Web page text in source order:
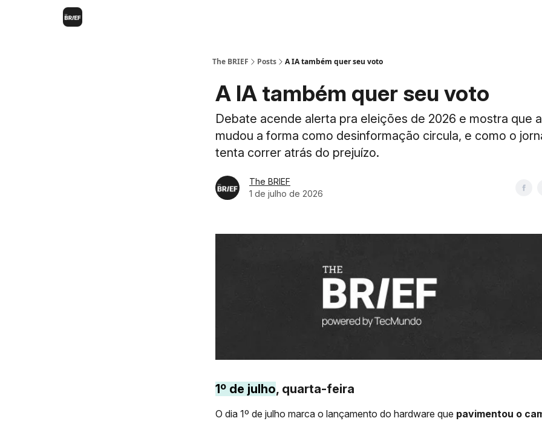
The BRIEF Posts A IA também quer seu voto
A IA também quer seu voto
Debate acende alerta pra eleições de 2026 e mostra que
mudou a forma como desinformação circula, e como o
tenta correr atrás do prejuízo.
The BRIEF
1 de julho de 2026
1º de julho, quarta-feira
O dia 1º de julho marca o lançamento do hardware que pavimentou o